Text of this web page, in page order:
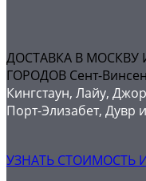
ДОСТАВКА В МОСКВУ
ГОРОДОВ Сент-
Кингстаун, Лайу,
Порт-Элизабет, Дувр
УЗНАТЬ СТОИМОСТЬ